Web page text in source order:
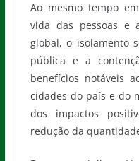
Ao mesmo tempo
vida das pessoas e
global, o isolamento
pública e a
benefícios notáveis
cidades do país e do
dos impactos
redução da